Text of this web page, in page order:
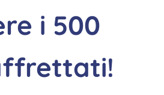
i 500